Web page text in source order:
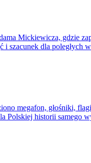
Mickiewicza, gdzie
i szacunek dla poległych
megafon, głośniki,
Polskiej historii samego